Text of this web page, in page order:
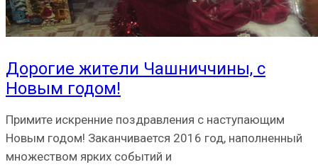
Дорогие жители Чашниччины, с
Новым годом!
Примите искренние поздравления с наступающим
Новым годом! Заканчивается 2016 год, наполненный
множеством ярких событий и